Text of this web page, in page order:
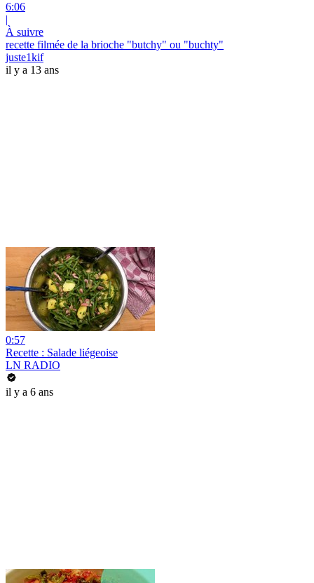
6:06
|
À suivre
recette filmée de la brioche "butchy" ou "buchty"
juste1kif
il y a 13 ans
0:57
Recette : Salade liégeoise
LN RADIO
il y a 6 ans